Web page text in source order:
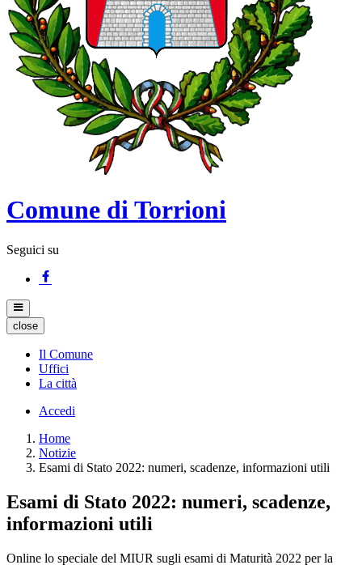
Comune di Torrioni
Seguici su
close
Il Comune
Uffici
La città
Accedi
Home
Notizie
Esami di Stato 2022: numeri, scadenze, informazioni utili
Esami di Stato 2022: numeri, scadenze,
informazioni utili
Online lo speciale del MIUR sugli esami di Maturità 2022 per la